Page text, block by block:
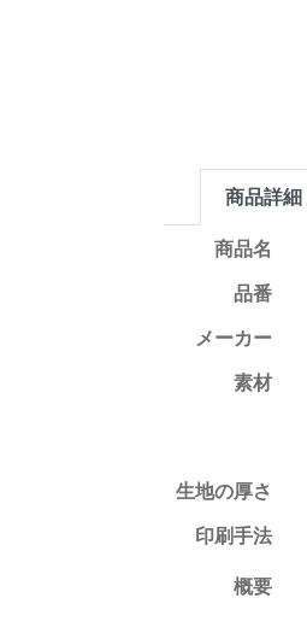
商品詳細
商品名
品番
メーカー
素材
生地の厚さ
印刷手法
概要